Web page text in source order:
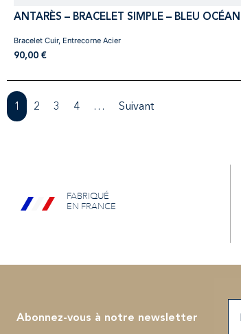
ANTARÈS – BRACELET SIMPLE – BLEU OCÉAN
90,00 €
Bracelet Cuir, Entrecorne Acier
1 2 3 4 … Suivant
FABRIQUÉ
EN FRANCE
Abonnez-vous à notre newsletter